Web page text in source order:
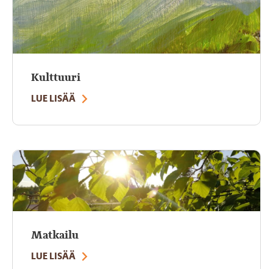
Kulttuuri
LUE LISÄÄ
Matkailu
LUE LISÄÄ